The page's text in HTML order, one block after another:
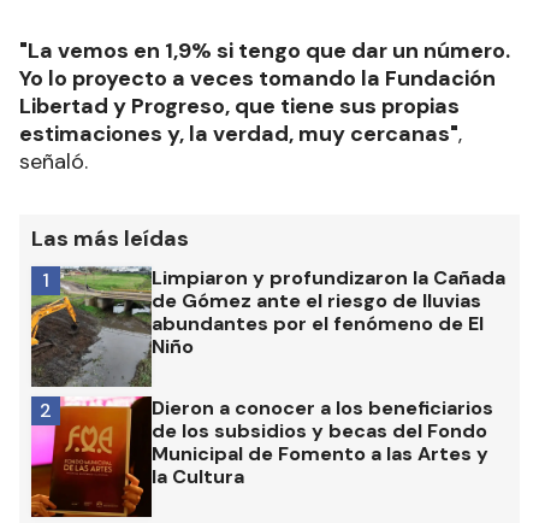
"La vemos en 1,9% si tengo que dar un número.
Yo lo proyecto a veces tomando la Fundación
Libertad y Progreso, que tiene sus propias
estimaciones y, la verdad, muy cercanas",
señaló.
Las más leídas
Limpiaron y profundizaron la Cañada
de Gómez ante el riesgo de lluvias
abundantes por el fenómeno de El
Niño
1
Dieron a conocer a los beneficiarios
de los subsidios y becas del Fondo
Municipal de Fomento a las Artes y
la Cultura
2